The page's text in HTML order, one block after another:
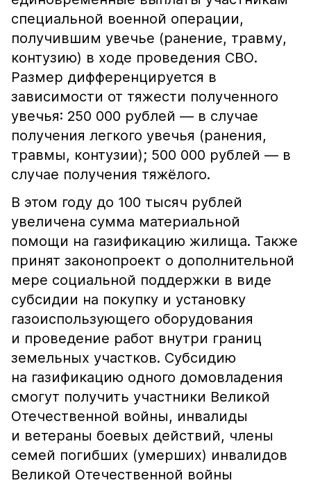
специальной военной операции,
получившим увечье (ранение, травму,
контузию) в ходе проведения СВО.
Размер дифференцируется в
зависимости от тяжести полученного
увечья: 250 000 рублей — в случае
получения легкого увечья (ранения,
травмы, контузии); 500 000 рублей — в
случае получения тяжёлого.
В этом году до 100 тысяч рублей
увеличена сумма материальной
помощи на газификацию жилища. Также
принят законопроект о дополнительной
мере социальной поддержки в виде
субсидии на покупку и установку
газоиспользующего оборудования
и проведение работ внутри границ
земельных участков. Субсидию
на газификацию одного домовладения
смогут получить участники Великой
Отечественной войны, инвалиды
и ветераны боевых действий, члены
семей погибших (умерших) инвалидов
Великой Отечественной войны